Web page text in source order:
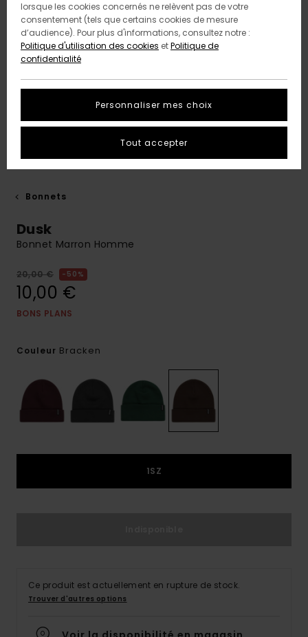
Bonnets
Dusk
Bonnet Marron Homme
20,00 € 50%
10,00 €
BONS PLANS
Couleur Bracken
1SZ
Ce produit est actuellement en rupture de stock.
Trouver d'autres options
lorsque les cookies concernés ne relèvent pas de votre
consentement (tels que certains cookies de mesure
d’audience). Pour plus d'informations, consultez notre :
Politique d'utilisation des cookies etPolitique de
confidentialité
Personnaliser mes choix
Tout accepter